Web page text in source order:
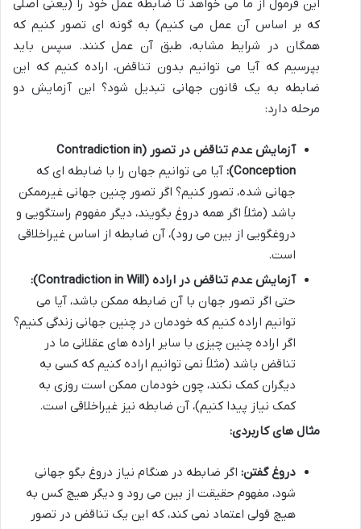
این فرمول از ما می خواهد تا ضابطه عمل خود را (یعنی اصلی
که بر اساس آن عمل می کنیم) به گونه ای تصور کنیم که
همگان در شرایط مشابه، طبق آن عمل کنند. سپس باید
بپرسیم که آیا می توانیم بدون تناقض، اراده کنیم که این
ضابطه به یک قانون جهانی تبدیل شود؟ این آزمایش دو
مرحله دارد:
آزمایش عدم تناقض در تصور (Contradiction in
Conception):
آیا می توانیم جهان را با ضابطه ای که
جهانی شده، تصور کنیم؟ اگر تصور چنین جهانی غیرممکن
باشد (مثلاً اگر همه دروغ بگویند، دیگر مفهوم راستگویی و
دروغگویی از بین می رود)، آن ضابطه از اساس غیراخلاقی
است.
آزمایش عدم تناقض در اراده (Contradiction in Will):
حتی اگر تصور جهان با آن ضابطه ممکن باشد، آیا می
توانیم اراده کنیم که خودمان در چنین جهانی زندگی کنیم؟
اگر اراده چنین چیزی با سایر اراده های عقلانی ما در
تناقض باشد (مثلاً نمی توانیم اراده کنیم که کسی به
دیگران کمک نکند، چون خودمان ممکن است روزی به
کمک نیاز پیدا کنیم)، آن ضابطه نیز غیراخلاقی است.
مثال های کاربردی:
دروغ گفتن: اگر ضابطه در هنگام نیاز دروغ بگو جهانی
شود، مفهوم حقیقت از بین می رود و دیگر هیچ کس به
هیچ قولی اعتماد نمی کند، که این یک تناقض در تصور